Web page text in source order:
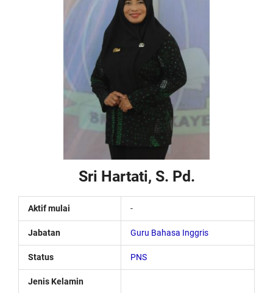
Sri Hartati, S. Pd.
Aktif mulai -
Jabatan Guru Bahasa Inggris
Status PNS
Jenis Kelamin